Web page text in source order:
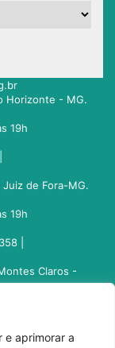
e aprimorar a
Horizonte - MG.
19h
Juiz de Fora-MG.
19h
|
Claros -